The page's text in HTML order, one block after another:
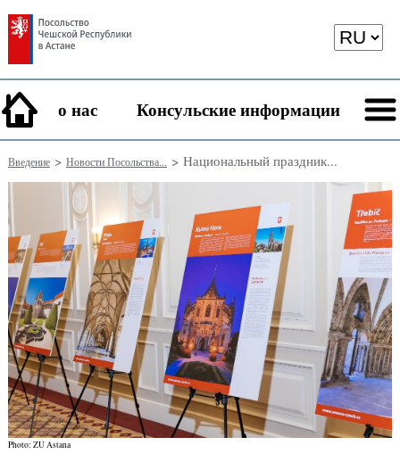
о нас Консульские информации
Введение> Новости Посольства... > Национальный праздник...
Photo: ZU Astana